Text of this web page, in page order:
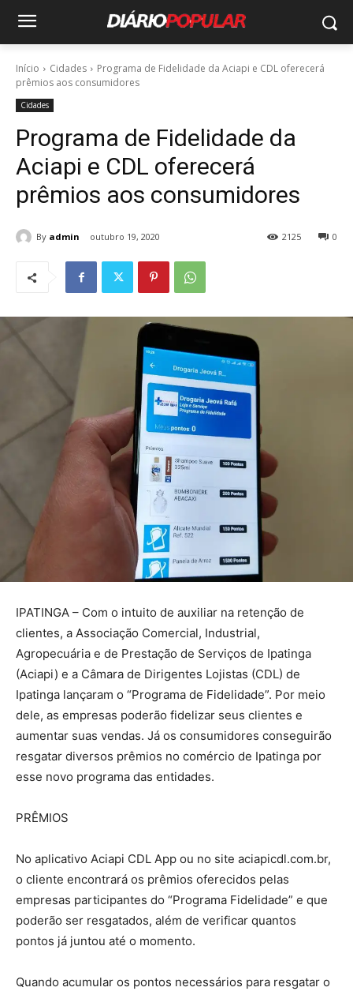
Início Cidades
Programa de Fidelidade da Aciapi e CDL oferecerá
prêmios aos consumidores
Cidades
Programa de Fidelidade da
Aciapi e CDL oferecerá
prêmios aos consumidores
By admin outubro 19, 2020 0
2125
IPATINGA – Com o intuito de auxiliar na retenção de
clientes, a Associação Comercial, Industrial,
Agropecuária e de Prestação de Serviços de Ipatinga
(Aciapi) e a Câmara de Dirigentes Lojistas (CDL) de
Ipatinga lançaram o “Programa de Fidelidade”. Por meio
dele, as empresas poderão fidelizar seus clientes e
aumentar suas vendas. Já os consumidores conseguirão
resgatar diversos prêmios no comércio de Ipatinga por
esse novo programa das entidades.
PRÊMIOS
No aplicativo Aciapi CDL App ou no site aciapicdl.com.br,
o cliente encontrará os prêmios oferecidos pelas
empresas participantes do “Programa Fidelidade” e que
poderão ser resgatados, além de verificar quantos
pontos já juntou até o momento.
Quando acumular os pontos necessários para resgatar o